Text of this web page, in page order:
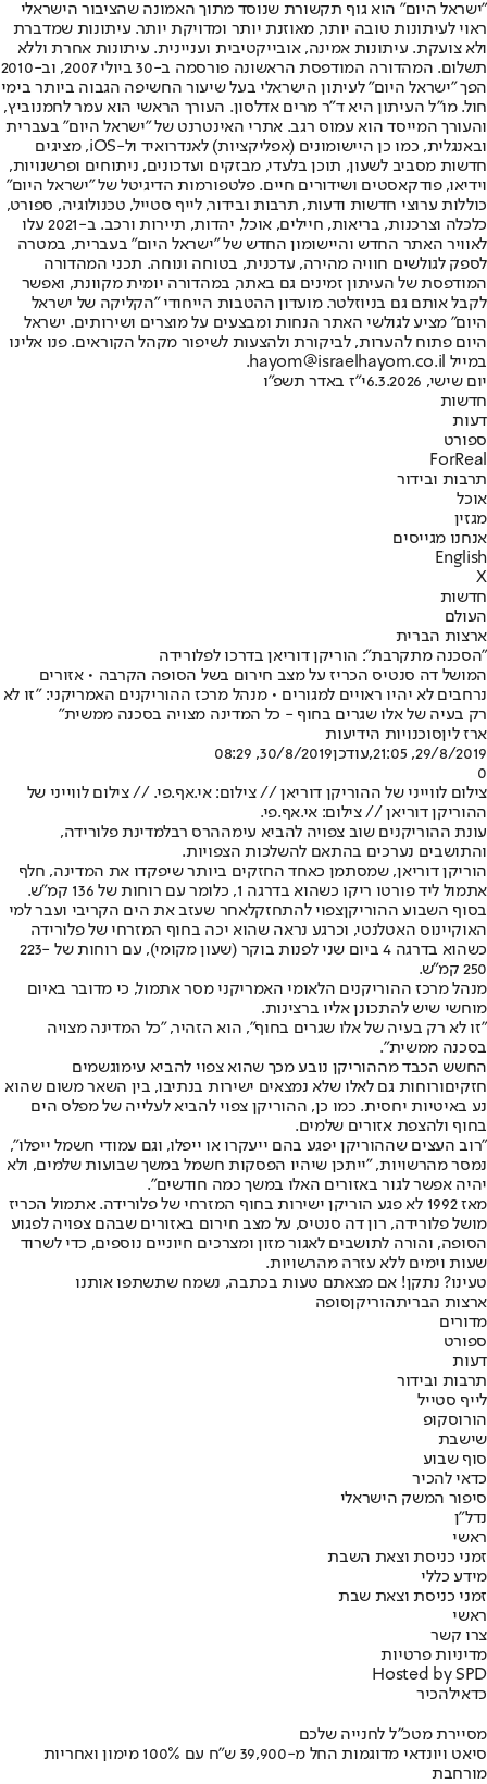
"ישראל היום" הוא גוף תקשורת שנוסד מתוך האמונה שהציבור הישראלי
ראוי לעיתונות טובה יותר, מאוזנת יותר ומדויקת יותר. עיתונות שמדברת
ולא צועקת. עיתונות אמינה, אובייקטיבית ועניינית. עיתונות אחרת וללא
תשלום. המהדורה המודפסת הראשונה פורסמה ב-30 ביולי 2007, וב-2010
הפך "ישראל היום" לעיתון הישראלי בעל שיעור החשיפה הגבוה ביותר בימי
חול. מו"ל העיתון היא ד"ר מרים אדלסון. העורך הראשי הוא עמר לחמנוביץ,
והעורך המייסד הוא עמוס רגב. אתרי האינטרנט של "ישראל היום" בעברית
ובאנגלית, כמו כן היישומונים (אפליקציות) לאנדרואיד ול-iOS, מציגים
חדשות מסביב לשעון, תוכן בלעדי, מבזקים ועדכונים, ניתוחים ופרשנויות,
וידיאו, פודקאסטים ושידורים חיים. פלטפורמות הדיגיטל של "ישראל היום"
כוללות ערוצי חדשות ודעות, תרבות ובידור, לייף סטייל, טכנולוגיה, ספורט,
כלכלה וצרכנות, בריאות, חיילים, אוכל, יהדות, תיירות ורכב. ב-2021 עלו
לאוויר האתר החדש והיישומון החדש של "ישראל היום" בעברית, במטרה
לספק לגולשים חוויה מהירה, עדכנית, בטוחה ונוחה. תכני המהדורה
המודפסת של העיתון זמינים גם באתר, במהדורה יומית מקוונת, ואפשר
לקבל אותם גם בניוזלטר. מועדון ההטבות הייחודי "הקליקה של ישראל
היום" מציע לגולשי האתר הנחות ומבצעים על מוצרים ושירותים. ישראל
היום פתוח להערות, לביקורת ולהצעות לשיפור מקהל הקוראים. פנו אלינו
במייל hayom@israelhayom.co.il.
יום שישי, 6.3.2026
י"ז באדר תשפ"ו
חדשות
דעות
ספורט
ForReal
תרבות ובידור
אוכל
מגזין
אנחנו מגייסים
English
X
חדשות
העולם
ארצות הברית
"הסכנה מתקרבת": הוריקן דוריאן בדרכו לפלורידה
המושל דה סנטיס הכריז על מצב חירום בשל הסופה הקרבה • אזורים
נרחבים לא יהיו ראויים למגורים • מנהל מרכז ההוריקנים האמריקני: "זו לא
רק בעיה של אלו שגרים בחוף - כל המדינה מצויה בסכנה ממשית"
ארז ליןסוכנויות הידיעות
29/8/2019, 21:05
,עודכן30/8/2019, 08:29
0
צילום לווייני של ההוריקן דוריאן // צילום: אי.אף.פי. // צילום לווייני של
ההוריקן דוריאן // צילום: אי.אף.פי.
עונת ההוריקנים שוב צפויה להביא עימההרס רבלמדינת פלורידה,
והתושבים נערכים בהתאם להשלכות הצפויות.
הוריקן דוריאן, שמסתמן כאחד החזקים ביותר שיפקדו את המדינה, חלף
אתמול ליד פורטו ריקו כשהוא בדרגה 1, כלומר עם רוחות של 136 קמ"ש.
בסוף השבוע ההוריקןצפוי להתחזקלאחר שעזב את הים הקריבי ועבר למי
האוקיינוס האטלנטי, וכרגע נראה שהוא יכה בחוף המזרחי של פלורידה
כשהוא בדרגה 4 ביום שני לפנות בוקר (שעון מקומי), עם רוחות של 223-
250 קמ"ש.
מנהל מרכז ההוריקנים הלאומי האמריקני מסר אתמול, כי מדובר באיום
מוחשי שיש להתכונן אליו ברצינות.
"זו לא רק בעיה של אלו שגרים בחוף", הוא הזהיר, "כל המדינה מצויה
בסכנה ממשית".
החשש הכבד מההוריקן נובע מכך שהוא צפוי להביא עימוגשמים
חזקיםורוחות גם לאלו שלא נמצאים ישירות בנתיבו, בין השאר משום שהוא
נע באיטיות יחסית. כמו כן, ההוריקן צפוי להביא לעלייה של מפלס הים
בחוף ולהצפת אזורים שלמים.
"רוב העצים שההוריקן יפגע בהם ייעקרו או ייפלו, וגם עמודי חשמל ייפלו",
נמסר מהרשויות, "ייתכן שיהיו הפסקות חשמל במשך שבועות שלמים, ולא
יהיה אפשר לגור באזורים האלו במשך כמה חודשים".
מאז 1992 לא פגע הוריקן ישירות בחוף המזרחי של פלורידה. אתמול הכריז
מושל פלורידה, רון דה סנטיס, על מצב חירום באזורים שבהם צפויה לפגוע
הסופה, והורה לתושבים לאגור מזון ומצרכים חיוניים נוספים, כדי לשרוד
שעות וימים ללא עזרה מהרשויות.
טעינו? נתקן! אם מצאתם טעות בכתבה, נשמח שתשתפו אותנו
ארצות הבריתהוריקןסופה
מדורים
ספורט
דעות
תרבות ובידור
לייף סטייל
הורוסקופ
שישבת
סוף שבוע
כדאי להכיר
סיפור המשק הישראלי
נדל"ן
ראשי
זמני כניסת וצאת השבת
מידע כללי
זמני כניסת וצאת שבת
ראשי
צרו קשר
מדיניות פרטיות
Hosted by SPD
כדאילהכיר
מסיירת מטכ"ל לחנייה שלכם
סיאט ויונדאי מדוגמות החל מ-39,900 ש״ח עם 100% מימון ואחריות
מורחבת